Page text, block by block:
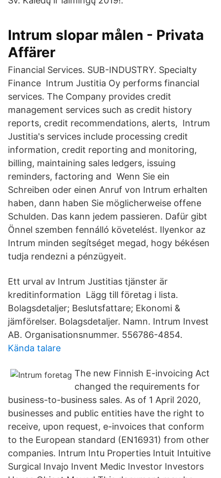
Intrum slopar målen - Privata
Affärer
Financial Services. SUB-INDUSTRY. Specialty
Finance Intrum Justitia Oy performs financial
services. The Company provides credit
management services such as credit history
reports, credit recommendations, alerts, Intrum
Justitia's services include processing credit
information, credit reporting and monitoring,
billing, maintaining sales ledgers, issuing
reminders, factoring and Wenn Sie ein
Schreiben oder einen Anruf von Intrum erhalten
haben, dann haben Sie möglicherweise offene
Schulden. Das kann jedem passieren. Dafür gibt
Önnel szemben fennálló követelést. Ilyenkor az
Intrum minden segítséget megad, hogy békésen
tudja rendezni a pénzügyeit.
Ett urval av Intrum Justitias tjänster är
kreditinformation Lägg till företag i lista.
Bolagsdetaljer; Beslutsfattare; Ekonomi &
jämförelser. Bolagsdetaljer. Namn. Intrum Invest
AB. Organisationsnummer. 556786-4854.
Kända talare
The new Finnish E-invoicing Act
changed the requirements for
business-to-business sales. As of 1 April 2020,
businesses and public entities have the right to
receive, upon request, e-invoices that conform
to the European standard (EN16931) from other
companies. Intrum Intu Properties Intuit Intuitive
Surgical Invajo Invent Medic Investor Investors